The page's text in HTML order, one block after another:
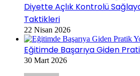
Diyette Açlık Kontrolü
Taktikleri
22 Nisan 2026
Eğitimde Başarıya Giden
30 Mart 2026